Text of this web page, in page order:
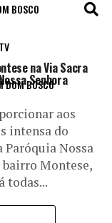
BOSCO
TV
DOM BOSCO
Senhora
na Via Sacra
Senhora
aos
intensa do
Paróquia Nossa
bairro Montese,
todas...